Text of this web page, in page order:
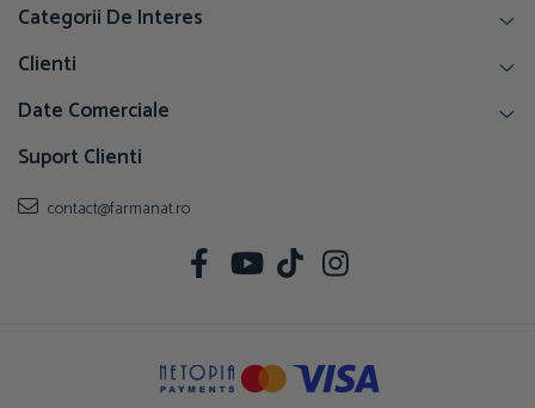
Categorii De Interes
Clienti
Date Comerciale
Suport Clienti
contact@farmanat.ro